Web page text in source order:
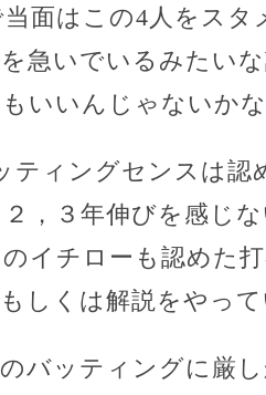
面はこの4人をス
急いでいるみたい
いいんじゃないかな
ティングセンスは
，３年伸びを感じ
イチローも認めた
しくは解説をやっ
バッティングに厳し